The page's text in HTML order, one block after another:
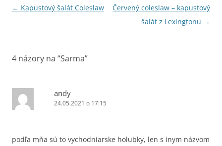
Navigácia
← Kapustový šalát Coleslaw
Červený coleslaw – kapustový
šalát z Lexingtonu →
4 názory na “Sarma”
andy
24.05.2021 o 17:15
podľa mňa sú to vychodniarske holubky, len s inym názvom